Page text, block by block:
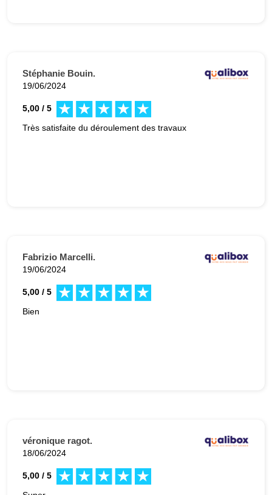
Stéphanie Bouin.
19/06/2024
5,00 / 5
Très satisfaite du déroulement des travaux
Fabrizio Marcelli.
19/06/2024
5,00 / 5
Bien
véronique ragot.
18/06/2024
5,00 / 5